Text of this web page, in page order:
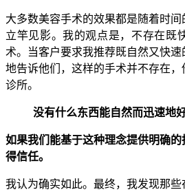
大多数美容手术的效果都是随着时
立竿见影。我的观点是，不存在既
术。当客户要求我推荐既自然又快
地告诉他们，这样的手术并不存在
诊所。
没有什么东西能自然而迅速地好
如果我们能基于这种理念提供明确
得信任。
我认为确实如此。最终，我发现那